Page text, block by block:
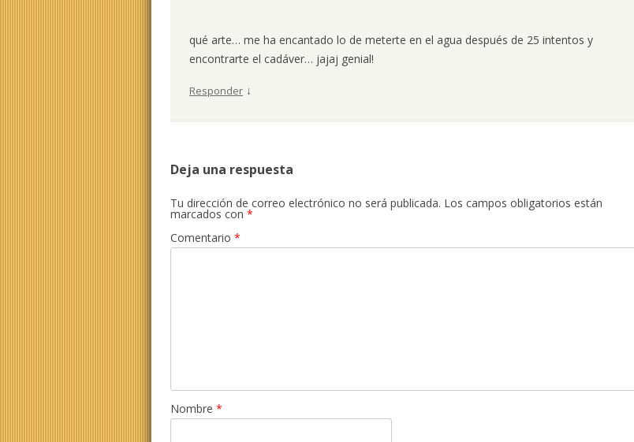
qué arte… me ha encantado lo de meterte en el agua después de 25 intentos y
encontrarte el cadáver… jajaj genial!
Responder ↓
Deja una respuesta
Tu dirección de correo electrónico no será publicada. Los campos obligatorios están
marcados con *
Comentario *
Nombre *